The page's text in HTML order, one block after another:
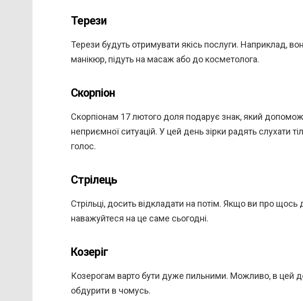
Терези
Терези будуть отримувати якісь послуги. Наприклад,
манікюр, підуть на масаж або до косметолога.
Скорпіон
Скорпіонам 17 лютого доля подарує знак, який
неприємної ситуацій. У цей день зірки радять слухати
голос.
Стрілець
Стрільці, досить відкладати на потім. Якщо ви про щось
наважуйтеся на це саме сьогодні.
Козеріг
Козерогам варто бути дуже пильними. Можливо, в цей
обдурити в чомусь.